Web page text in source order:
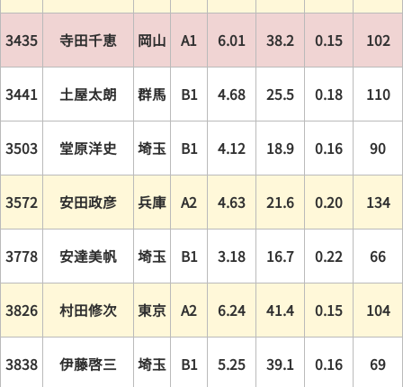
3435 寺田千恵 岡山 A1 6.01 38.2 0.15 102
3441 土屋太朗 群馬 B1 4.68 25.5 0.18 110
3503 堂原洋史 埼玉 B1 4.12 18.9 0.16 90
3572 安田政彦 兵庫 A2 4.63 21.6 0.20 134
3778 安達美帆 埼玉 B1 3.18 16.7 0.22 66
3826 村田修次 東京 A2 6.24 41.4 0.15 104
3838 伊藤啓三 埼玉 B1 5.25 39.1 0.16 69